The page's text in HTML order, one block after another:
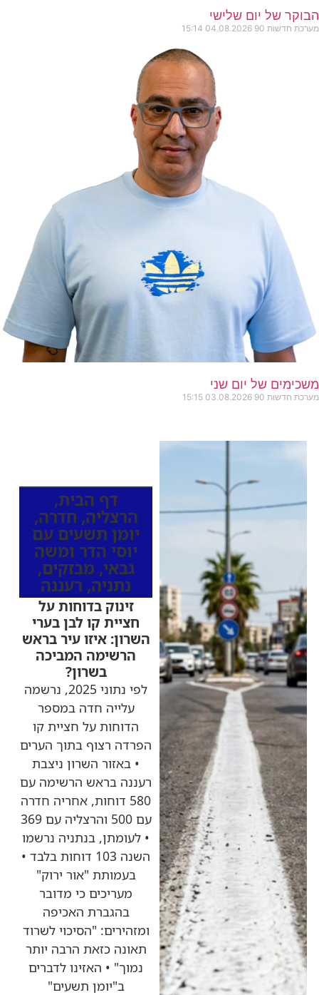
הבוקר של יום שלישי
מערכת חדשות 90 04.08.2026
15:14
משכימים של יום שני
מערכת חדשות 90 03.08.2026
15:15
דף הבית,
הרצליה, חדרה,
יומן תשעים עם
יוסי הדר ומשה
גבאי, מבזקים,
נתניה, רעננה
זינוק בדוחות על
חציית קו לבן בערי
השרון: איזו עיר בראש
הרשימה המביכה
בשרון?
לפי נתוני 2025, נרשמה
עלייה חדה במספר
הדוחות על חציית קו
הפרדה רצוף בתוך הערים
• באזור השרון ניצבת
רעננה בראש הרשימה עם
580 דוחות, אחריה חדרה
עם 500 והרצליה עם 369
• לעומתן, בנתניה נרשמו
השנה 103 דוחות בלבד •
בעמותת "אור ירוק"
מעריכים כי מדובר
בהגברת האכיפה
ומזהירים: "הסיכוי לשרוד
תאונה כזאת הרבה יותר
נמוך" • האזינו לדברים
ב"יומן תשעים"